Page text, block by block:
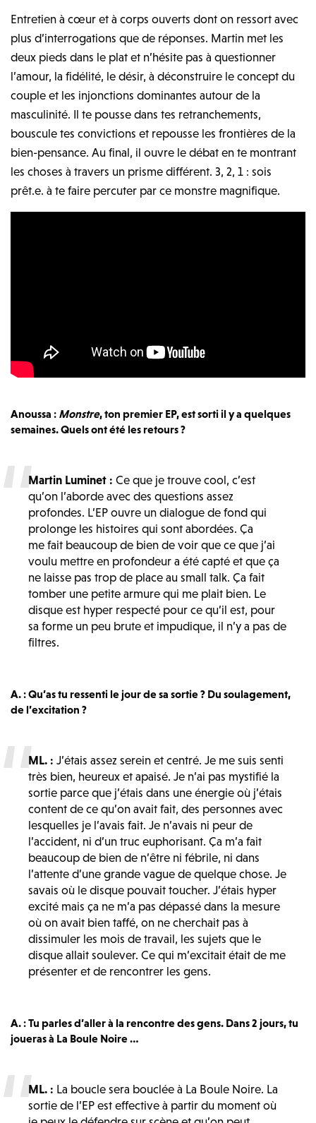
Entretien à cœur et à corps ouverts dont on ressort avec
plus d’interrogations que de réponses. Martin met les
deux pieds dans le plat et n’hésite pas à questionner
l’amour, la fidélité, le désir, à déconstruire le concept du
couple et les injonctions dominantes autour de la
masculinité. Il te pousse dans tes retranchements,
bouscule tes convictions et repousse les frontières de la
bien-pensance. Au final, il ouvre le débat en te montrant
les choses à travers un prisme différent. 3, 2, 1 : sois
prêt.e. à te faire percuter par ce monstre magnifique.
Anoussa : Monstre, ton premier EP, est sorti il y a quelques
semaines. Quels ont été les retours ?
Martin Luminet :Ce que je trouve cool, c’est
qu’on l’aborde avec des questions assez
profondes. L’EP ouvre un dialogue de fond qui
prolonge les histoires qui sont abordées. Ça
me fait beaucoup de bien de voir que ce que j’ai
voulu mettre en profondeur a été capté et que ça
ne laisse pas trop de place au small talk. Ça fait
tomber une petite armure qui me plait bien. Le
disque est hyper respecté pour ce qu’il est, pour
sa forme un peu brute et impudique, il n’y a pas de
filtres.
A. : Qu’as tu ressenti le jour de sa sortie ? Du soulagement,
de l’excitation ?
ML. :J’étais assez serein et centré. Je me suis senti
très bien, heureux et apaisé. Je n’ai pas mystifié la
sortie parce que j’étais dans une énergie où j’étais
content de ce qu’on avait fait, des personnes avec
lesquelles je l’avais fait. Je n’avais ni peur de
l’accident, ni d’un truc euphorisant. Ça m’a fait
beaucoup de bien de n’être ni fébrile, ni dans
l’attente d’une grande vague de quelque chose. Je
savais où le disque pouvait toucher. J’étais hyper
excité mais ça ne m’a pas dépassé dans la mesure
où on avait bien taffé, on ne cherchait pas à
dissimuler les mois de travail, les sujets que le
disque allait soulever. Ce qui m’excitait était de me
présenter et de rencontrer les gens.
A. : Tu parles d’aller à la rencontre des gens. Dans 2 jours, tu
joueras à La Boule Noire …
ML. : La boucle sera bouclée à La Boule Noire. La
sortie de l’EP est effective à partir du moment où